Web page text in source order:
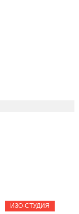
ИЗО-СТУДИЯ